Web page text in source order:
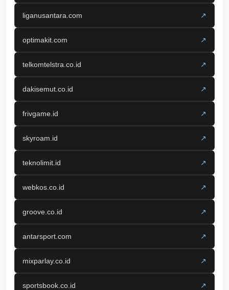
liganusantara.com ↗
optimakit.com ↗
telkomtelstra.co.id ↗
dakisemut.co.id ↗
frivgame.id ↗
skyroam.id ↗
teknolimit.id ↗
webkos.co.id ↗
groove.co.id ↗
antarsport.com ↗
mixparlay.co.id ↗
sportsbook.co.id ↗